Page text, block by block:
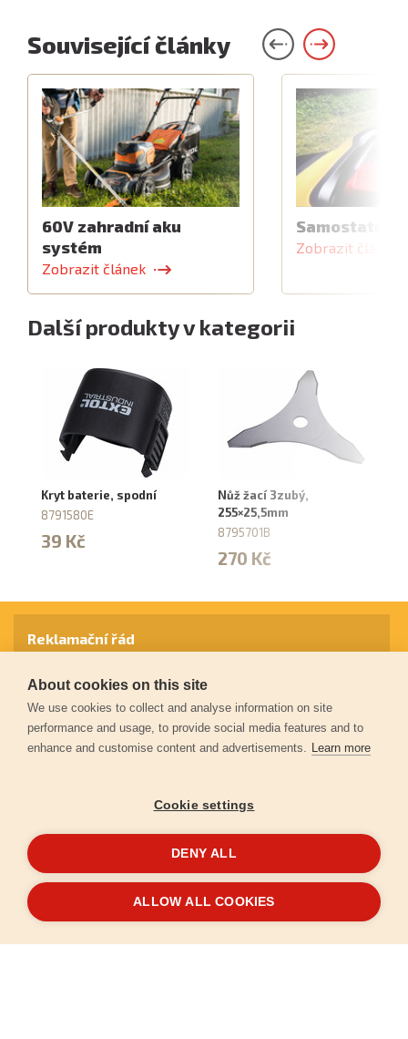
Související články
60V zahradní aku
systém
Zobrazit článek
Samostatný
Zobrazit článek
Další produkty v kategorii
Kryt baterie, spodní
8791580E
39 Kč
Nůž žací 3zubý,
255×25,5mm
8795701B
270 Kč
© 2026Extol.cz- Všechna práva vyhrazena
Reklamační řád
Záruční podmínky
Ochrana osobních údajů
VytvořiloFEO
About cookies on this site
We use cookies to collect and analyse information on site
performance and usage, to provide social media features and to
enhance and customise content and advertisements. Learn more
Cookie settings
DENY ALL
ALLOW ALL COOKIES